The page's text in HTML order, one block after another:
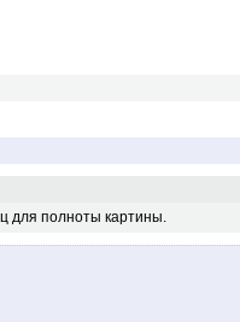
для полноты картины.